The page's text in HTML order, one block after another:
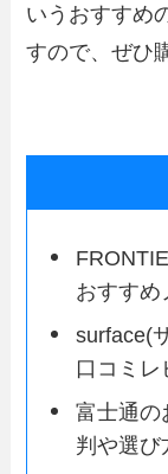
いうおすすめ
すので、ぜひ
おすすめ
surface(
口コミレ
富士通の
判や選び